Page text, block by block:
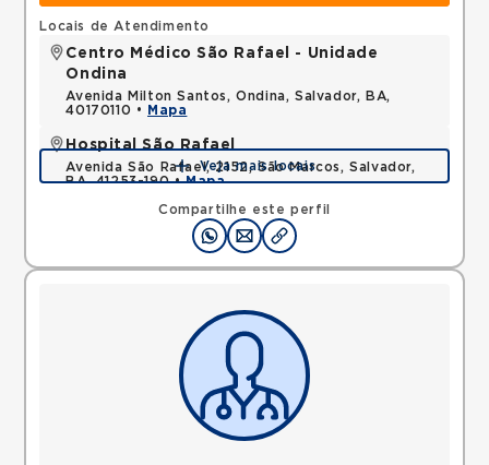
Compartilhe este perfil
Locais de Atendimento
Centro Médico São Rafael - Unidade
Ondina
Avenida Milton Santos, Ondina, Salvador, BA,
40170110 •
Mapa
Hospital São Rafael
Avenida São Rafael, 2152, São Marcos, Salvador,
BA, 41253-190 •Mapa
Veja mais locais